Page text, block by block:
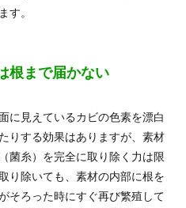
す。
根まで届かない
に見えているカビの色素を漂白
りする効果はありますが、素材
菌糸）を完全に取り除く力は限
り除いても、素材の内部に根を
そろった時にすぐ再び繁殖して